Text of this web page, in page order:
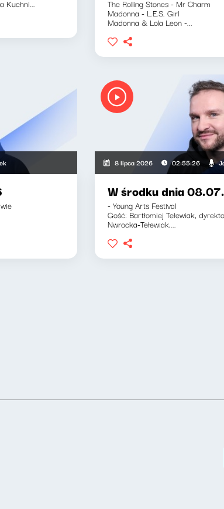
Kuchni... The Rolling Stones - Mr Charm
Madonna - L.E.S. Girl
Madonna & Lola Leon -...
8 lipca 2026 02:55:26
W środku dnia
- Young Arts Festival
Gość: Bartłomiej Tełewiak,
Nwrocka-Tełewiak,...